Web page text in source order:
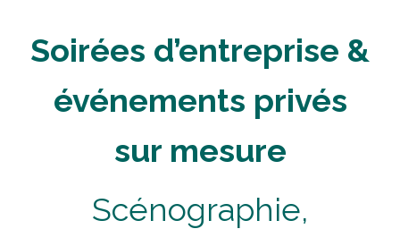
Soirées d’entreprise &
événements privés
sur mesure
Scénographie,